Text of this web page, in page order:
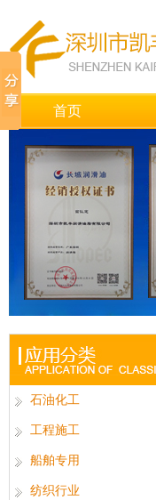
首页
石油化工
工程施工
船舶专用
纺织行业